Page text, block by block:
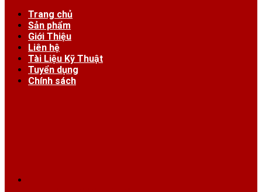
Trang chủ
Sản phẩm
Giới Thiệu
Liên hệ
Tài Liệu Kỹ Thuật
Tuyển dụng
Chính sách